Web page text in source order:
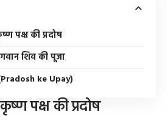
पक्ष की प्रदोष
शिव की पूजा
ke Upay)
पक्ष की प्रदोष